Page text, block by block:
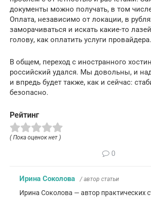
документы можно получать, в том
Оплата, независимо от локации, в
заморачиваться и искать какие-то
голову, как оплатить услуги провайдера.
В общем, переход с иностранного
российский удался. Мы довольны, и
и впредь будет также, как и сейчас:
безопасно.
Рейтинг
( Пока оценок нет )
0
Ирина Соколова / автор статьи
Ирина Соколова — автор практических